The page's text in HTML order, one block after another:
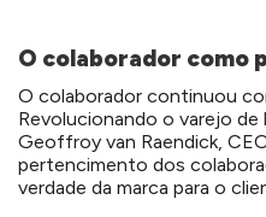
O colaborador como
O colaborador continuou
Revolucionando o varejo de
Geoffroy van Raendick,
pertencimento dos
verdade da marca para o